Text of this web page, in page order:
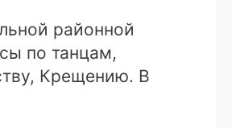
районной
по танцам,
Крещению. В